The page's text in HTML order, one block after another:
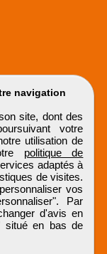
navigation
site, dont des
votre
utilisation de
politique de
adaptés à
de visites.
vos
Par
d'avis en
situé en bas de